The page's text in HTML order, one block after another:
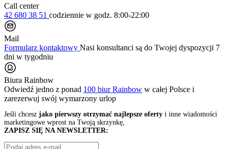
Call center
42 680 38 51 codziennie w godz. 8:00-22:00
Mail
Formularz kontaktowy Nasi konsultanci są do Twojej dyspozycji 7
dni w tygodniu
Biura Rainbow
Odwiedź jedno z ponad 100 biur Rainbow w całej Polsce i
zarezerwuj swój wymarzony urlop
Jeśli chcesz jako pierwszy otrzymać najlepsze oferty i inne wiadomości
marketingowe wprost na Twoją skrzynkę,
ZAPISZ SIĘ NA NEWSLETTER: